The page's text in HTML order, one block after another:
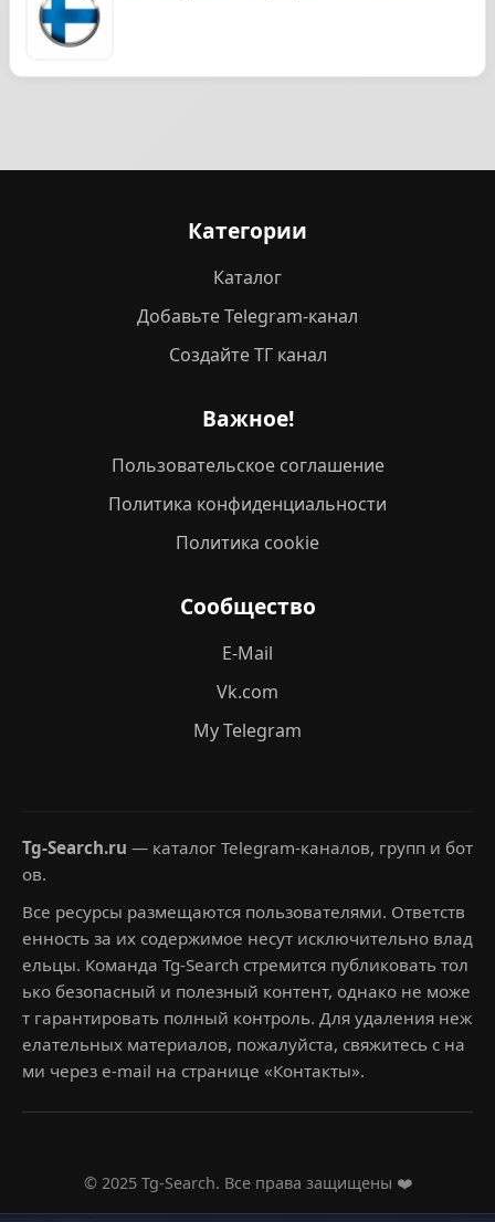
Категории
Каталог
Добавьте Telegram-канал
Создайте ТГ канал
Важное!
Пользовательское соглашение
Политика конфиденциальности
Политика cookie
Сообщество
E-Mail
Vk.com
My Telegram
Tg-Search.ru — каталог Telegram-каналов, групп и бот
ов.
Все ресурсы размещаются пользователями. Ответств
енность за их содержимое несут исключительно влад
ельцы. Команда Tg-Search стремится публиковать тол
ько безопасный и полезный контент, однако не може
т гарантировать полный контроль. Для удаления неж
елательных материалов, пожалуйста, свяжитесь с на
ми через e-mail на странице «Контакты».
© 2025 Tg-Search. Все права защищены ❤️